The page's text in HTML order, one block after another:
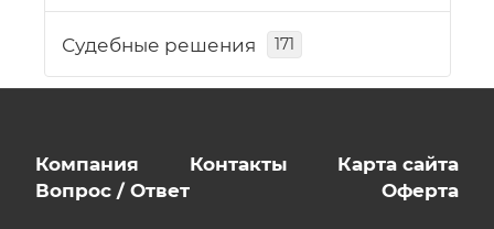
Судебные решения 171
Компания Контакты
Карта сайта
Вопрос / Ответ
Оферта